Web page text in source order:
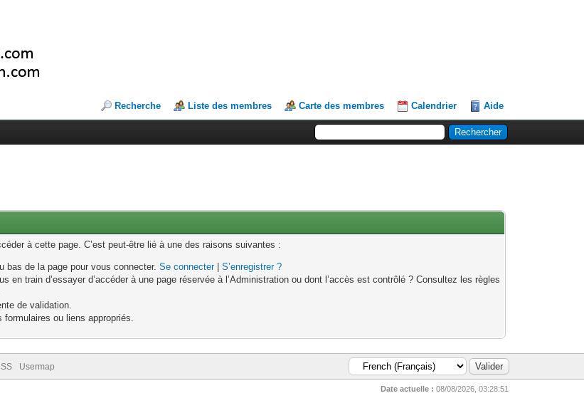
Recherche Liste des membres Carte des membres Calendrier Aide
à cette page. C’est peut-être lié à une des raisons suivantes :
bas de la page pour vous connecter.Se connecter|S’enregistrer ?
en train d’essayer d’accéder à une page réservée à l’Administration ou dont l’accès est contrôlé ? Consultez les règles
de validation.
ou liens appropriés.
Usermap
Date actuelle : 08/08/2026, 03:28:51